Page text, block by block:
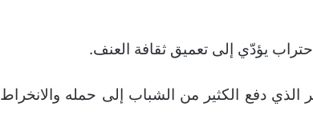
يؤدّي إلى تعميق ثقافة العنف.
الذي دفع الكثير من الشباب إلى حمله والانخراط